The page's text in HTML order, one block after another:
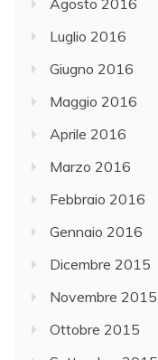
Agosto 2016
Luglio 2016
Giugno 2016
Maggio 2016
Aprile 2016
Marzo 2016
Febbraio 2016
Gennaio 2016
Dicembre 2015
Novembre 2015
Ottobre 2015